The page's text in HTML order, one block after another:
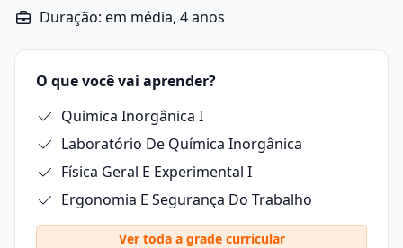
Duração: em média, 4 anos
O que você vai aprender?
Química Inorgânica I
Laboratório De Química Inorgânica
Física Geral E Experimental I
Ergonomia E Segurança Do Trabalho
Ver toda a grade curricular